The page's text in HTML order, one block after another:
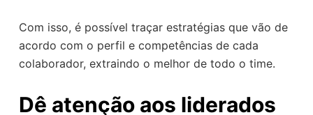
Com isso, é possível traçar estratégias que vão de
acordo com o perfil e competências de cada
colaborador, extraindo o melhor de todo o time.
Dê atenção aos liderados